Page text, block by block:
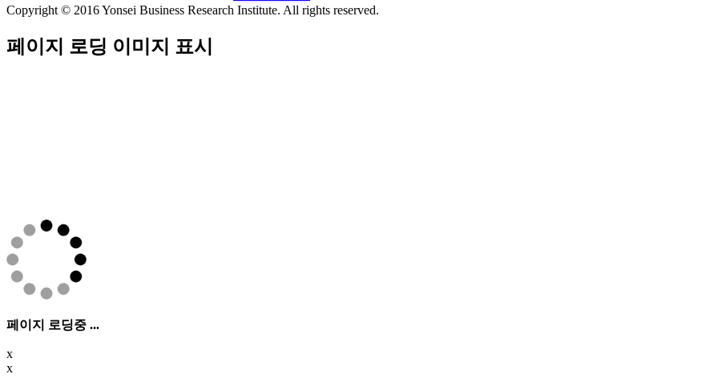
Copyright © 2016 Yonsei Business Research Institute. All rights reserved.
페이지 로딩 이미지 표시
페이지 로딩중 ...
x
x